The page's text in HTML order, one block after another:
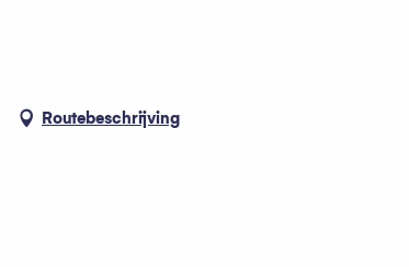
Routebeschrijving